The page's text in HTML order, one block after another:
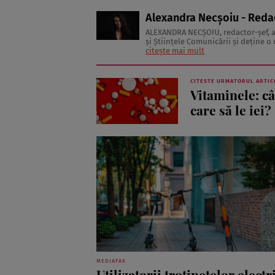
Alexandra Necșoiu -
ALEXANDRA NECŞOIU, redactor-șef,
şi Ştiinţele Comunicării şi deţine o
să scrie şi nu se vede făcând
citește mai mult
CITESTE URMATORUL
Vitaminele:
care să le iei?
MEDIAFAX